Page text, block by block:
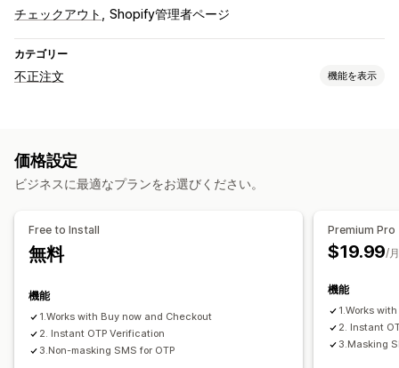
チェックアウト Shopify管理者ページ
カテゴリー
不正注文 機能を表示
防止ツール
アラートと分析
SMS通知
価格設定
ビジネスに最適なプランをお選びください。
Free to Install
無料
機能
1.Works with Buy now and Checkout
2. Instant OTP Verification
3.Non-masking SMS for OTP
Premium Pro
$19.99/
機能
1.Works
2. Instant
3.Masking